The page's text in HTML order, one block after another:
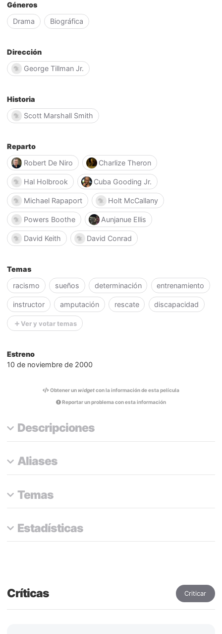
Géneros
Drama
Biográfica
Dirección
George Tillman Jr.
Historia
Scott Marshall Smith
Reparto
Robert De Niro
Charlize Theron
Hal Holbrook Cuba Gooding Jr.
Michael Rapaport Holt McCallany
Powers Boothe Aunjanue Ellis
David Keith David Conrad
Temas
racismo
sueños determinación entrenamiento
instructor amputación rescate discapacidad
Ver y votar temas
Estreno
10 de noviembre de 2000
Obtener unwidgetcon la información de esta película
Reportar un problema con esta información
Descripciones
Aliases
Temas
Estadísticas
Críticas Criticar